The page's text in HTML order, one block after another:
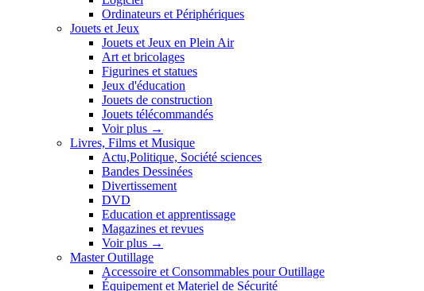
Ordinateurs et Périphériques
Jouets et Jeux
Jouets et Jeux en Plein Air
Art et bricolages
Figurines et statues
Jeux d'éducation
Jouets de construction
Jouets télécommandés
Voir plus →
Livres, Films et Musique
Actu,Politique, Société sciences
Bandes Dessinées
Divertissement
DVD
Education et apprentissage
Magazines et revues
Voir plus →
Master Outillage
Accessoire et Consommables pour Outillage
Équipement et Materiel de Sécurité